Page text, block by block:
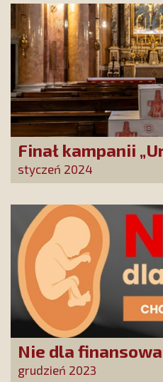
Finał kampanii
przed straszliwą
styczeń 2024
Nie dla
Petycja do
grudzień 2023